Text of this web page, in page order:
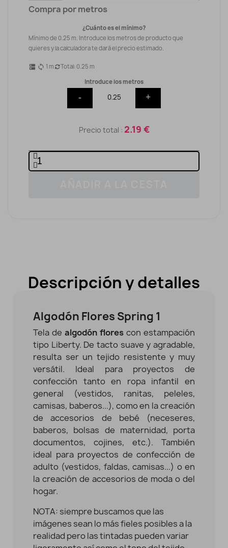
Compra por metros
¿Cuánto es el mínimo?
Mínimo de 0.25 m. Introduce los metros de producto que
quieres y la calculadora te dará el precio estimado.
dns sync 1 m Total: 0.25 m
Introduce los metros
- +
Precio total : 2.19 €
Descripción y detalles
Algodón Flores Spring 1
Tela de algodón flores con estampación
tipo Liberty. De tacto suave y agradable,
resulta ser un tejido resistente y muy
versátil. Ideal para proyectos de
confección tanto en ropa infantil en
general (vestidos, ranitas, peleles,
camisas, baberos...), como en la creación
de accesorios de bebé (neceseres,
baberos, bolsas de maternidad, porta
documentos, cojines, etc.). También
ideal para proyectos de confección de
adulto (vestidos, faldas, camisas...) o en
la creación de accesorios de moda o del
hogar.
NOTA: siempre buscamos que las
imágenes sean lo más fieles posibles a la
realidad pero las tintadas pueden variar